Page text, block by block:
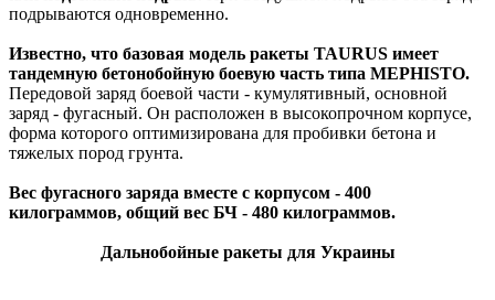
подрываются одновременно.
Известно, что базовая модель ракеты TAURUS имеет
тандемную бетонобойную боевую часть типа MEPHISTO.
Передовой заряд боевой части - кумулятивный, основной
заряд - фугасный. Он расположен в высокопрочном корпусе,
форма которого оптимизирована для пробивки бетона и
тяжелых пород грунта.
Вес фугасного заряда вместе с корпусом - 400
килограммов, общий вес БЧ - 480 килограммов.
Дальнобойные ракеты для Украины